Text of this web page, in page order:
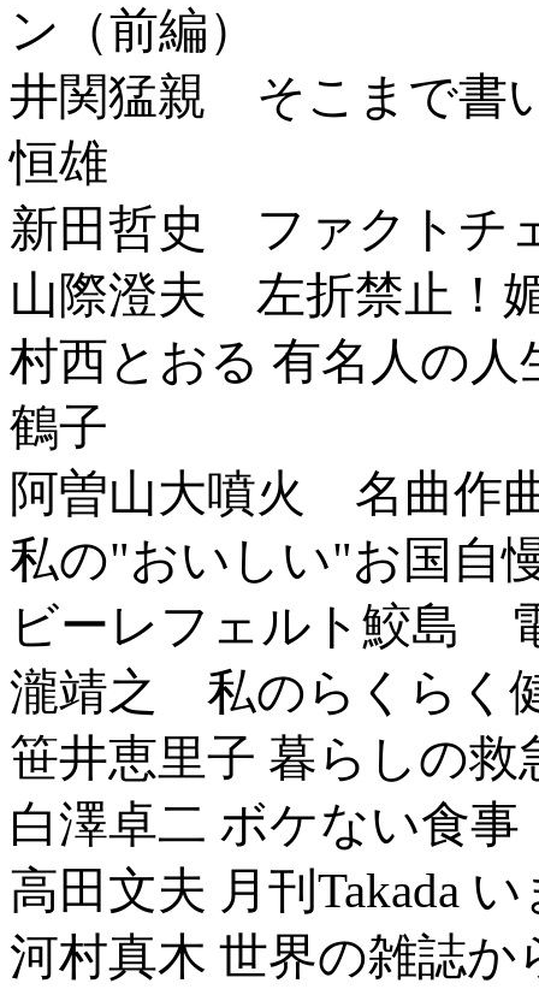
ン（前編）
井関猛親 そこまで書
恒雄
新田哲史 ファクトチ
山際澄夫 左折禁止！
村西とおる 有名人の
鶴子
阿曽山大噴火 名曲作
私の"おいしい"お国
ビーレフェルト鮫島
瀧靖之 私のらくらく
笹井恵里子 暮らしの救
白澤卓二 ボケない食
高田文夫 月刊Takada
河村真木 世界の雑誌か